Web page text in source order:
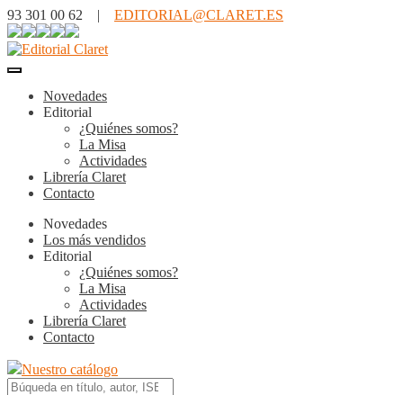
93 301 00 62 | EDITORIAL@CLARET.ES
Novedades
Editorial
¿Quiénes somos?
La Misa
Actividades
Librería Claret
Contacto
Novedades
Los más vendidos
Editorial
¿Quiénes somos?
La Misa
Actividades
Librería Claret
Contacto
Nuestro catálogo